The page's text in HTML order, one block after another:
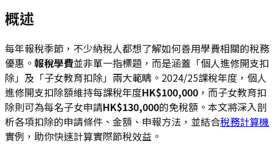
概述
每年報稅季節，不少納稅人都想了解如何善用學費相關的稅務
優惠。 報稅學費並非單一指標題，而是涵蓋「個人進修開支扣
除」及「子女教育扣除」兩大範疇。2024/25課稅年度，個人
進修開支扣除額維持每課稅年度HK$100,000 ，而子女教育扣
除則可為每名子女申請HK$130,000的免稅額。本文將深入剖
析各項扣除的申請條件、金額、申報方法，並結合稅務計算機
實例，助你快速計算實際節稅效益。